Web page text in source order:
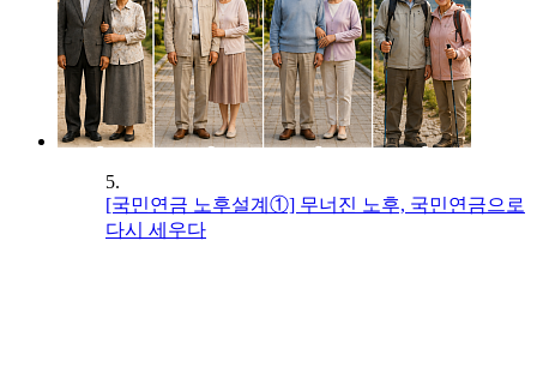
5.
[국민연금 노후설계①] 무너진 노후, 국민연금으로
다시 세우다